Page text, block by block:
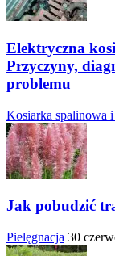
Elektryczna
Przyczyny,
problemu
Kosiarka spalinowa
Jak pobudzić
Pielęgnacja 30